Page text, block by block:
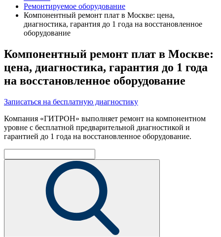
Ремонтируемое оборудование
Компонентный ремонт плат в Москве: цена,
диагностика, гарантия до 1 года на восстановленное
оборудование
Компонентный ремонт плат в Москве:
цена, диагностика, гарантия до 1 года
на восстановленное оборудование
Записаться на бесплатную диагностику
Компания «ГИТРОН» выполняет ремонт на компонентном
уровне с бесплатной предварительной диагностикой и
гарантией до 1 года на восстановленное оборудование.